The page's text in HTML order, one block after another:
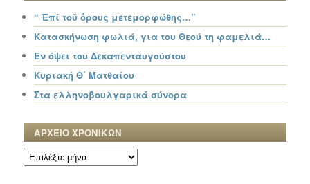
“ Ἐπί τοῦ ὄρους μετεμορφώθης…”
Κατασκήνωση φωλιά, για του Θεού τη φαμελιά…
Εν όψει του Δεκαπενταυγούστου
Κυριακή Θ΄ Ματθαίου
Στα ελληνοβουλγαρικά σύνορα
ΑΡΧΕΙΟ ΧΡΟΝΙΚΩΝ
ΑΡΧΕΙΟ
ΧΡΟΝΙΚΩΝ